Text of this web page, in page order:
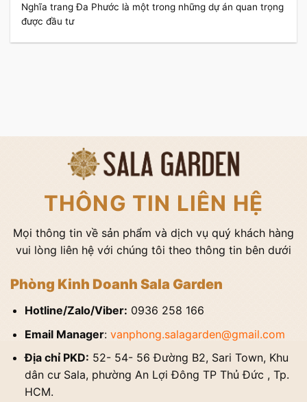
Nghĩa trang Đa Phước là một trong những dự án quan trọng
được đầu tư
THÔNG TIN LIÊN HỆ
Mọi thông tin về sản phẩm và dịch vụ quý khách hàng
vui lòng liên hệ với chúng tôi theo thông tin bên dưới
Phòng Kinh Doanh Sala Garden
Hotline/Zalo/Viber: 0936 258 166
Email Manager: vanphong.salagarden@gmail.com
Địa chỉ PKD: 52- 54- 56 Đường B2, Sari Town, Khu
dân cư Sala, phường An Lợi Đông TP Thủ Đức , Tp.
HCM.